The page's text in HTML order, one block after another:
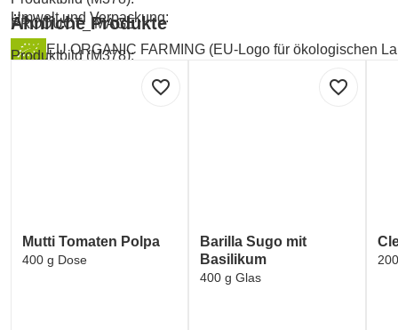
Umwelt und Verpackung:
EU ORGANIC FARMING (EU-Logo für ökologischen
PRODUCT_IMAGE
Produktbild (M378):
ORGANIC_CERTIFICATE
Ähnliche Produkte
favorite_border
Mutti Tomaten Polpa
400 g Dose
favorite_border
Barilla Sugo mit
Basilikum
400 g Glas